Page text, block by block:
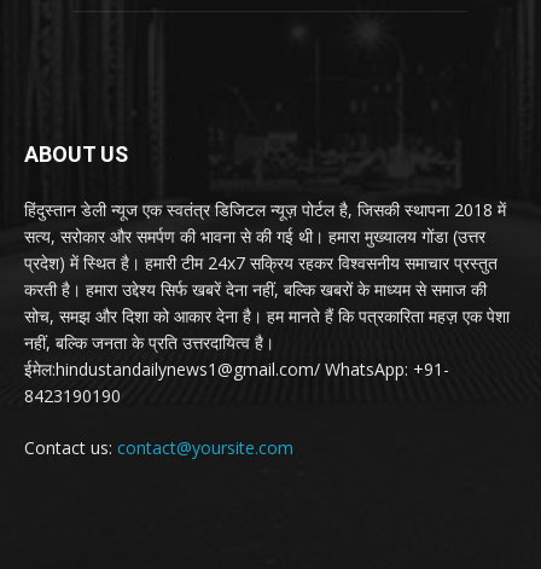
ABOUT US
हिंदुस्तान डेली न्यूज एक स्वतंत्र डिजिटल न्यूज़ पोर्टल है, जिसकी स्थापना 2018 में
सत्य, सरोकार और समर्पण की भावना से की गई थी। हमारा मुख्यालय गोंडा (उत्तर
प्रदेश) में स्थित है। हमारी टीम 24x7 सक्रिय रहकर विश्वसनीय समाचार प्रस्तुत
करती है। हमारा उद्देश्य सिर्फ खबरें देना नहीं, बल्कि खबरों के माध्यम से समाज की
सोच, समझ और दिशा को आकार देना है। हम मानते हैं कि पत्रकारिता महज़ एक पेशा
नहीं, बल्कि जनता के प्रति उत्तरदायित्व है।
ईमेल:hindustandailynews1@gmail.com/ WhatsApp: +91-
8423190190
Contact us: contact@yoursite.com